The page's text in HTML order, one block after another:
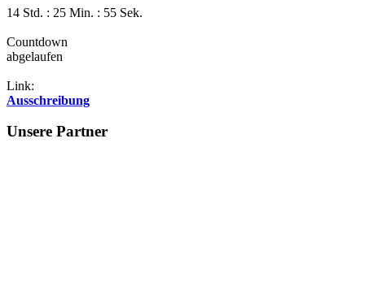
14 Std. : 25 Min. : 55 Sek.
Countdown
abgelaufen
Link:
Ausschreibung
Unsere Partner